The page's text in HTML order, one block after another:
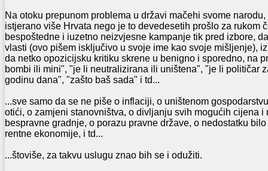
Na otoku prepunom problema u državi mačehi svome
istjerano više Hrvata nego je to devedesetih prošlo za rukom
bespoštedne i iuzetno neizvjesne kampanje tik pred izbore,
vlasti (ovo pišem isključivo u svoje ime kao svoje mišljenje),
da netko opozicijsku kritiku skrene u benigno i sporedno, na
bombi ili mini", "je li neutralizirana ili uništena", "je li političar
godinu dana", "zašto baš sada" i td...
...sve samo da se ne piše o inflaciji, o uništenom
otići, o zamjeni stanovništva, o divljanju svih mogućih cijena i
bespravne gradnje, o porazu pravne države, o nedostatku
rentne ekonomije, i td...
...štoviše, za takvu uslugu znao bih se i odužiti.